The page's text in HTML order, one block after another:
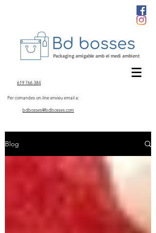
619 766 384
Per comandes on-line envieu email a:
bdbosses@bdbosses.com
Packaging amigable amb el medi ambient
Blog